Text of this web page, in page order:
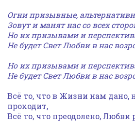
Огни призывные,
Зовут и манят нас со всех
Но их призывами и
Не будет Свет Любви в нас
Но их призывами и
Не будет Свет Любви в нас
Всё то, что в Жизни нам дано,
проходит,
Всё то, что преодолено, Любви